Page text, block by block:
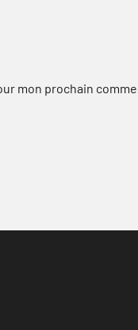
mon prochain